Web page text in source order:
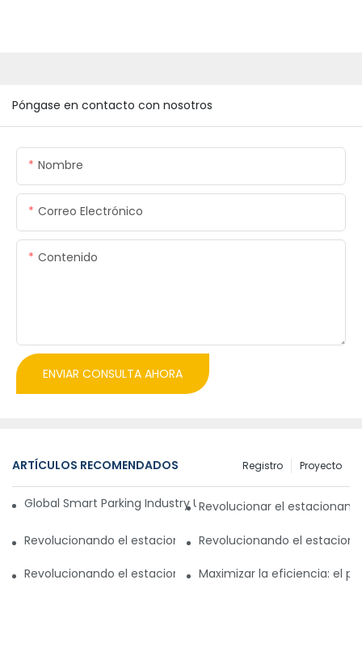
Póngase en contacto con nosotros
Nombre
Correo Electrónico
Contenido
ENVIAR CONSULTA AHORA
ARTÍCULOS RECOMENDADOS Proyecto
Registro
Global Smart Parking Industry Update for Third Quarter of
Revolucionar el
Revolucionando el estacionamiento con un sistema de
Revolucionando el
Revolucionando el estacionamiento en Pakistán: un
Maximizar la eficiencia: el